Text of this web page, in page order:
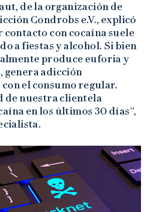
de la organización de
Condrobs e.V., explicó
contacto con cocaína suele
a fiestas y alcohol. Si bien
produce euforia y
genera adicción
el consumo regular.
de nuestra clientela
en los últimos 30 días”,